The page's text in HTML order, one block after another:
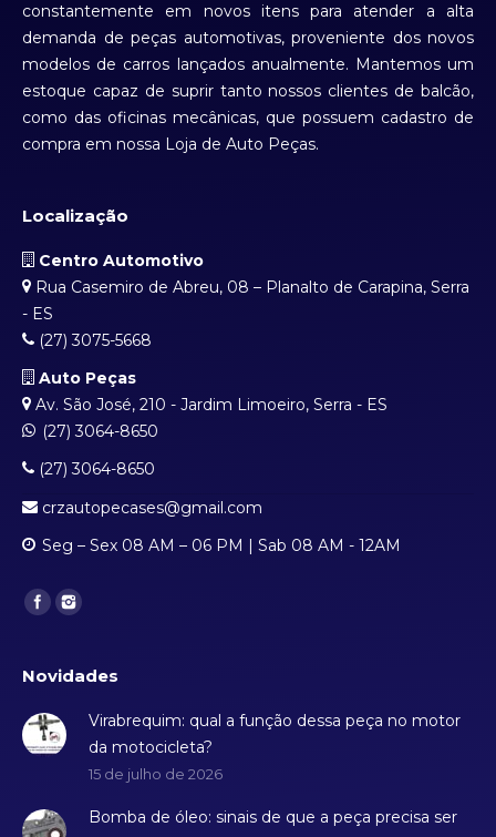
constantemente em novos itens para atender a alta
demanda de peças automotivas, proveniente dos novos
modelos de carros lançados anualmente. Mantemos um
estoque capaz de suprir tanto nossos clientes de balcão,
como das oficinas mecânicas, que possuem cadastro de
compra em nossa Loja de Auto Peças.
Localização
Centro Automotivo
Rua Casemiro de Abreu, 08 – Planalto de Carapina, Serra
- ES
(27) 3075-5668
Auto Peças
Av. São José, 210 - Jardim Limoeiro, Serra - ES
(27) 3064-8650
(27) 3064-8650
crzautopecases@gmail.com
Seg – Sex 08 AM – 06 PM | Sab 08 AM - 12AM
Find us on:
Novidades
Virabrequim: qual a função dessa peça no motor
da motocicleta?
15 de julho de 2026
Bomba de óleo: sinais de que a peça precisa ser